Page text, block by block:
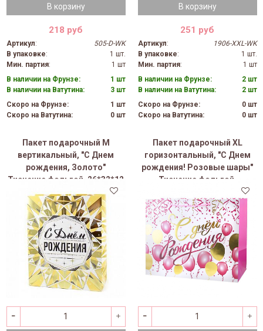
В корзину
218 руб
Артикул:
505-D-WK
В упаковке:
1 шт.
Мин. партия:
1 шт
В наличии на Фрунзе:
1 шт
В наличии на Ватутина:
3 шт
Скоро на Фрунзе:
1 шт
Скоро на Ватутина:
0 шт
В корзину
251 руб
Артикул:
1906-XXL-WK
В упаковке:
1 шт.
Мин. партия:
1 шт
В наличии на Фрунзе:
2 шт
В наличии на Ватутина:
2 шт
Скоро на Фрунзе:
0 шт
Скоро на Ватутина:
0 шт
Пакет подарочный M
вертикальный, "С Днем
рождения, Золото"
Тиснение фольгой, 26*32*12
см (Д*В*Ш)
Пакет подарочный XL
горизонтальный, "С Днем
рождения! Розовые шары"
Тиснение фольгой,